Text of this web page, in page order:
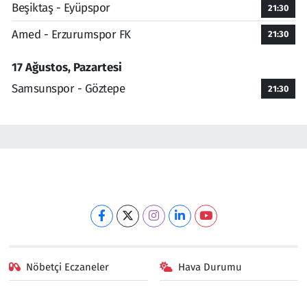
Beşiktaş - Eyüpspor 21:30
Amed - Erzurumspor FK 21:30
17 Ağustos, Pazartesi
Samsunspor - Göztepe
21:30
Nöbetçi Eczaneler Hava Durumu